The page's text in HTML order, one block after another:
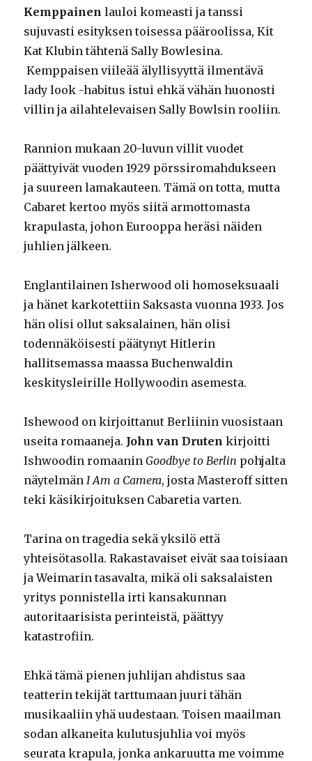
Kemppainen lauloi komeasti ja tanssi
sujuvasti esityksen toisessa pääroolissa, Kit
Kat Klubin tähtenä Sally Bowlesina.
Kemppaisen viileää älyllisyyttä ilmentävä
lady look -habitus istui ehkä vähän huonosti
villin ja ailahtelevaisen Sally Bowlsin rooliin.
Rannion mukaan 20-luvun villit vuodet
päättyivät vuoden 1929 pörssiromahdukseen
ja suureen lamakauteen. Tämä on totta, mutta
Cabaret kertoo myös siitä armottomasta
krapulasta, johon Eurooppa heräsi näiden
juhlien jälkeen.
Englantilainen Isherwood oli homoseksuaali
ja hänet karkotettiin Saksasta vuonna 1933. Jos
hän olisi ollut saksalainen, hän olisi
todennäköisesti päätynyt Hitlerin
hallitsemassa maassa Buchenwaldin
keskitysleirille Hollywoodin asemesta.
Ishewood on kirjoittanut Berliinin vuosistaan
useita romaaneja. John van Druten kirjoitti
Ishwoodin romaaninGoodbye to Berlin pohjalta
näytelmän I Am a Camera, josta Masteroff sitten
teki käsikirjoituksen Cabaretia varten.
Tarina on tragedia sekä yksilö että
yhteisötasolla. Rakastavaiset eivät saa toisiaan
ja Weimarin tasavalta, mikä oli saksalaisten
yritys ponnistella irti kansakunnan
autoritaarisista perinteistä, päättyy
katastrofiin.
Ehkä tämä pienen juhlijan ahdistus saa
teatterin tekijät tarttumaan juuri tähän
musikaaliin yhä uudestaan. Toisen maailman
sodan alkaneita kulutusjuhlia voi myös
seurata krapula, jonka ankaruutta me voimme